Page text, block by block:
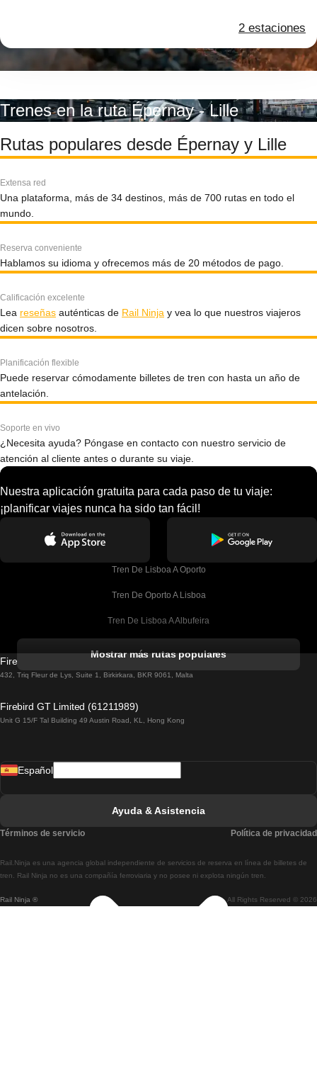
2 estaciones
Trenes en la ruta Épernay - Lille
Rutas populares desde Épernay y Lille
Extensa red
Una plataforma, más de 34 destinos, más de 700 rutas en todo el
mundo.
Reserva conveniente
Hablamos su idioma y ofrecemos más de 20 métodos de pago.
Calificación excelente
Lea reseñas auténticas de Rail Ninja y vea lo que nuestros viajeros
dicen sobre nosotros.
Planificación flexible
Puede reservar cómodamente billetes de tren con hasta un año de
antelación.
Soporte en vivo
¿Necesita ayuda? Póngase en contacto con nuestro servicio de
atención al cliente antes o durante su viaje.
Nuestra aplicación gratuita para cada paso de tu viaje:
¡planificar viajes nunca ha sido tan fácil!
Tren De Lisboa A Oporto
Tren De Oporto A Lisboa
Tren De Lisboa A Albufeira
Tren De Lisboa A Lagos
Tren De Lisboa A Madrid
Tren De Lisboa A Braga
Tren De Braga A Lisboa
Mostrar más rutas populares
Firebird GT Limited (OC 1451)
432, Triq Fleur de Lys, Suite 1, Birkirkara, BKR 9061, Malta
Firebird GT Limited (61211989)
Unit G 15/F Tal Building 49 Austin Road, KL, Hong Kong
Rail Ninja ® All Rights Reserved © 2026
Rail.Ninja es una agencia global independiente de servicios de reserva en línea de billetes de
tren. Rail Ninja no es una compañía ferroviaria y no posee ni explota ningún tren.
Español
Ayuda & Asistencia
Términos de servicio Política de privacidad